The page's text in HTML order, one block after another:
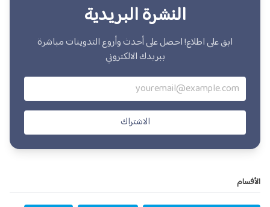
النشرة البريدية
ابق على اطلاع! احصل على أحدث وأروع التدوينات مباشرة
ببريدك الالكتروني
الاشتراك
الأفسام